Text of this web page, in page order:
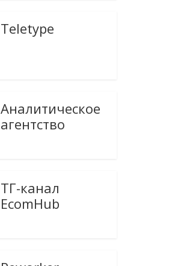
Teletype
Аналитическое
агентство
ТГ-канал
EcomHub